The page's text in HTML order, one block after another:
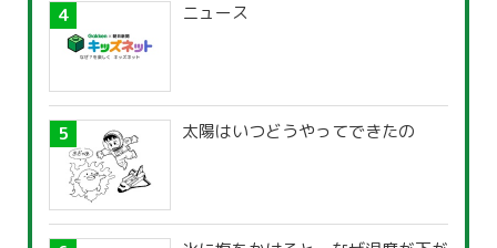
ニュース
太陽はいつどうやってできたの